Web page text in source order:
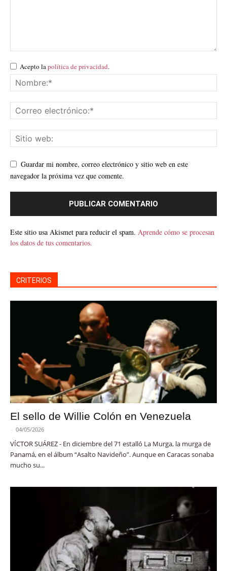
Acepto lapolítica de privacidad.
Guardar mi nombre, correo electrónico y sitio web en este
navegador la próxima vez que comente.
Este sitio usa Akismet para reducir el spam. Aprende cómo se procesan
los datos de tus comentarios.
CRITERIOS
El sello de Willie Colón en Venezuela
- 04/05/2026
VÍCTOR SUÁREZ - En diciembre del 71 estalló La Murga, la murga de
Panamá, en el álbum “Asalto Navideño”. Aunque en Caracas sonaba
mucho su...